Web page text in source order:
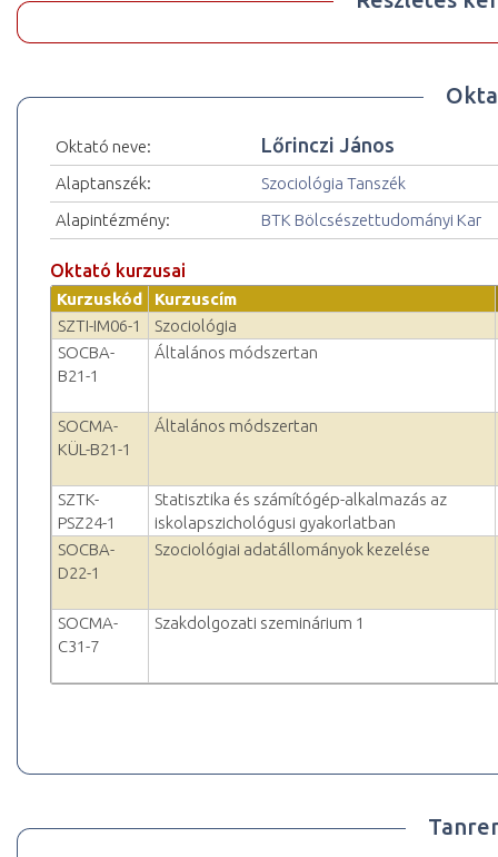
Oktató neve: Lőrinczi János
Alaptanszék:
Szociológia Tanszék
Alapintézmény:
BTK Bölcsészettudományi Kar
Oktató kurzusai
Kurzuskód
Kurzuscím
SZTI-IM06-1
Szociológia
SOCBA-
B21-1
Általános módszertan
SOCMA-
KÜL-B21-1
Általános módszertan
SZTK-
PSZ24-1
Statisztika és számítógép-alkalmazás az
iskolapszichológusi gyakorlatban
SOCBA-
D22-1
Szociológiai adatállományok kezelése
SOCMA-
C31-7
Szakdolgozati szeminárium 1